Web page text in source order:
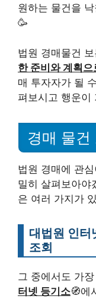
원하는 물건을
🥳
법원 경매물건
한 준비와 계획으
매 투자자가 될
펴보시고 행운이
경매 물건
법원 경매에 관
밀히 살펴보아야
은 여러 가지가
대법원 인터
조회
그 중에서도 가
터넷 등기소🧭에